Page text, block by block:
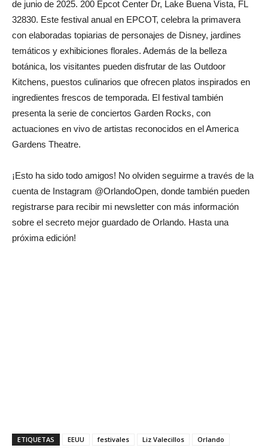
de junio de 2025. 200 Epcot Center Dr, Lake Buena Vista, FL
32830. Este festival anual en EPCOT, celebra la primavera
con elaboradas topiarias de personajes de Disney, jardines
temáticos y exhibiciones florales. Además de la belleza
botánica, los visitantes pueden disfrutar de las Outdoor
Kitchens, puestos culinarios que ofrecen platos inspirados en
ingredientes frescos de temporada. El festival también
presenta la serie de conciertos Garden Rocks, con
actuaciones en vivo de artistas reconocidos en el America
Gardens Theatre.
¡Esto ha sido todo amigos! No olviden seguirme a través de la
cuenta de Instagram @OrlandoOpen, donde también pueden
registrarse para recibir mi newsletter con más información
sobre el secreto mejor guardado de Orlando. Hasta una
próxima edición!
ETIQUETAS EEUU festivales Liz Valecillos
Orlando